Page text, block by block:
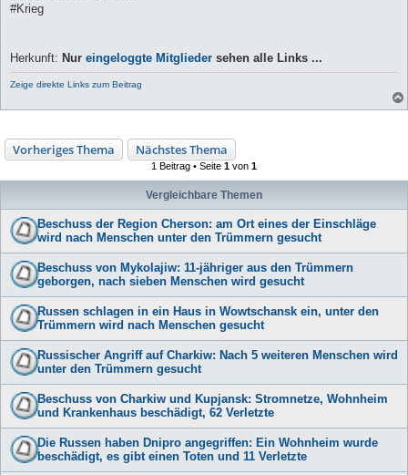
#Krieg
Herkunft: Nur eingeloggte Mitglieder sehen alle Links ...
Zeige direkte Links zum Beitrag
Vorheriges Thema Nächstes Thema
1 Beitrag • Seite 1 von 1
Vergleichbare Themen
Beschuss der Region Cherson: am Ort eines der Einschläge
wird nach Menschen unter den Trümmern gesucht
Beschuss von Mykolajiw: 11-jähriger aus den Trümmern
geborgen, nach sieben Menschen wird gesucht
Russen schlagen in ein Haus in Wowtschansk ein, unter den
Trümmern wird nach Menschen gesucht
Russischer Angriff auf Charkiw: Nach 5 weiteren Menschen wird
unter den Trümmern gesucht
Beschuss von Charkiw und Kupjansk: Stromnetze, Wohnheim
und Krankenhaus beschädigt, 62 Verletzte
Die Russen haben Dnipro angegriffen: Ein Wohnheim wurde
beschädigt, es gibt einen Toten und 11 Verletzte